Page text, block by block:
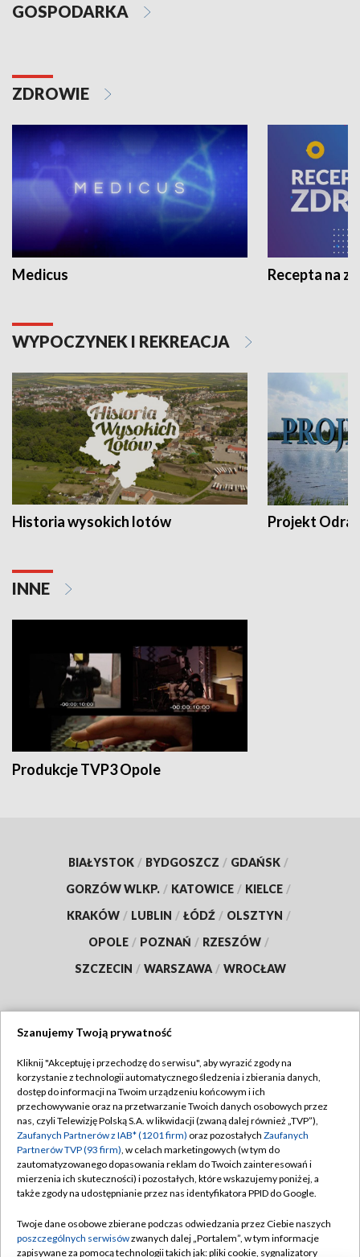
GOSPODARKA
ZDROWIE
Medicus Recepta na
WYPOCZYNEK I REKREACJA
Historia wysokich lotów Projekt Odra
INNE
Produkcje TVP3 Opole
BIAŁYSTOK / BYDGOSZCZ / GDAŃSK /
GORZÓW WLKP. / KATOWICE / KIELCE /
KRAKÓW / LUBLIN / ŁÓDŹ / OLSZTYN /
OPOLE / POZNAŃ / RZESZÓW /
SZCZECIN / WARSZAWA / WROCŁAW
TVP
Abonament TVP
Emisja w TVP
Centrum informacji TVP
Naziemna Telewizja Cyfrowa
Rada Programowa
Regulamin TVP
Polityka prywatności
Moje zgody
Pomoc
Kontakt
Szanujemy Twoją prywatność
Kliknij "Akceptuję i przechodzę do serwisu", aby wyrazić zgody na
korzystanie z technologii automatycznego śledzenia i zbierania danych,
dostęp do informacji na Twoim urządzeniu końcowym i ich
przechowywanie oraz na przetwarzanie Twoich danych osobowych przez
nas, czyli Telewizję Polską S.A. w likwidacji (zwaną dalej również „TVP”),
Zaufanych Partnerów z IAB* (1201 firm) oraz pozostałych Zaufanych
Partnerów TVP (93 firm), w celach marketingowych (w tym do
zautomatyzowanego dopasowania reklam do Twoich zainteresowań i
mierzenia ich skuteczności) i pozostałych, które wskazujemy poniżej, a
także zgody na udostępnianie przez nas identyfikatora PPID do Google.
Twoje dane osobowe zbierane podczas odwiedzania przez Ciebie naszych
poszczególnych serwisówzwanych dalej „Portalem”, w tym informacje
zapisywane za pomocą technologii takich jak: pliki cookie, sygnalizatory